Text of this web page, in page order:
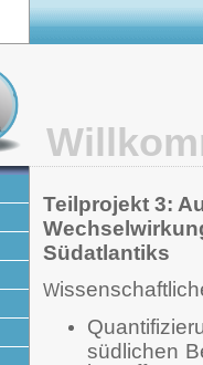
Teilprojekt 3:
Südatlantiks
W
südlichen